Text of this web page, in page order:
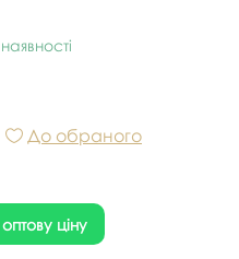
До обраного
ціну